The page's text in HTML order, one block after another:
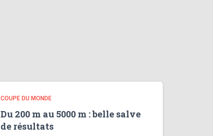
COUPE DU MONDE
Du 200 m au 5000 m : belle salve
de résultats